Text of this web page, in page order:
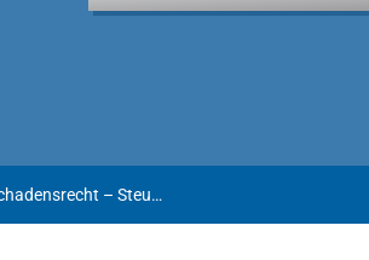
Stürner/Azzola/Perathoner/Happacher | Schadensrecht – Steuerrecht – Verfassungsrecht